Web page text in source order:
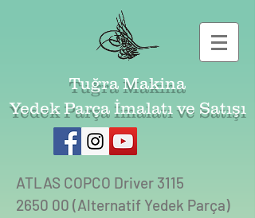
Tuğra Makina
Yedek Parça İmalatı ve Satışı
ATLAS COPCO Driver 3115
2650 00 (Alternatif Yedek Parça)